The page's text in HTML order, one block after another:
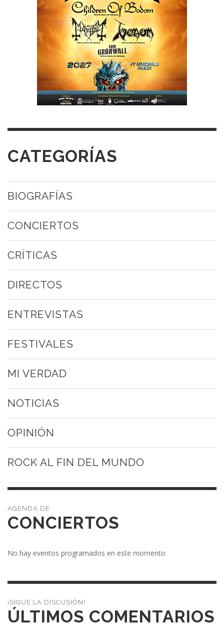
CATEGORÍAS
BIOGRAFÍAS
CONCIERTOS
CRÍTICAS
DIRECTOS
ENTREVISTAS
FESTIVALES
MI VERDAD
NOTICIAS
OPINIÓN
ROCK AL FIN DEL MUNDO
CONCIERTOS
No hay eventos programados en este momento
¡SIGUE LA DISCUSIÓN!
ÚLTIMOS COMENTARIOS